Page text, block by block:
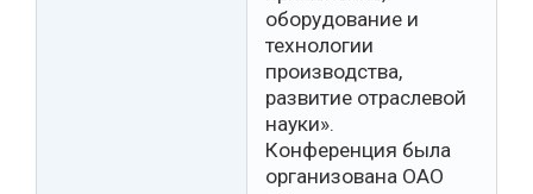
оборудование и
технологии
производства,
развитие отраслевой
науки».
Конференция была
организована ОАО